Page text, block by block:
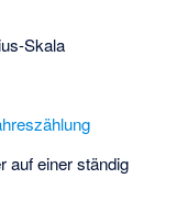
Skala
auf einer ständig